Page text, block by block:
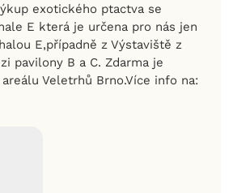
exotického ptactva se
E která je určena pro nás jen
E,případně z Výstaviště z
pavilony B a C. Zdarma je
Veletrhů Brno.Více info na: